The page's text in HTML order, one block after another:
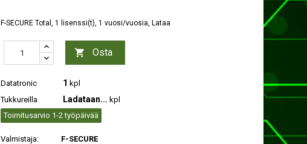
F-SECURE Total, 1 lisenssi(t), 1 vuosi/vuosia, Lataa
 Osta
Datatronic 1 kpl
Tukkureilla
Ladataan... kpl
Toimitusarvio 1-2 työpäivää
Valmistaja:
F-SECURE